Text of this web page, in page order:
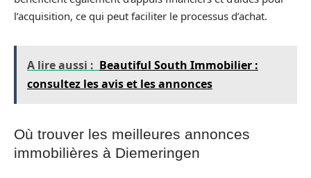
l’acquisition, ce qui peut faciliter le processus d’achat.
A lire aussi : Beautiful South Immobilier :
consultez les avis et les annonces
Où trouver les meilleures annonces
immobilières à Diemeringen